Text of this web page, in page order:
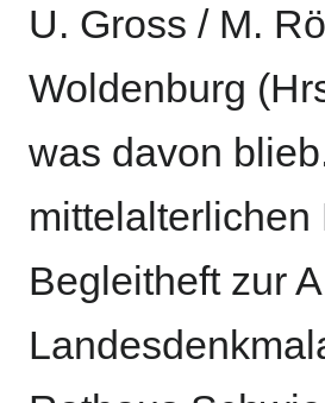
U. Gross / M.
Woldenburg
was davon
Begleitheft zur